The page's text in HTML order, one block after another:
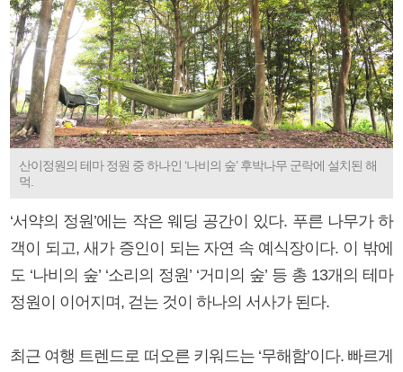
산이정원의 테마 정원 중 하나인 ‘나비의 숲’ 후박나무 군락에 설치된 해
먹.
‘서약의 정원’에는 작은 웨딩 공간이 있다. 푸른 나무가 하
객이 되고, 새가 증인이 되는 자연 속 예식장이다. 이 밖에
도 ‘나비의 숲’ ‘소리의 정원’ ‘거미의 숲’ 등 총 13개의 테마
정원이 이어지며, 걷는 것이 하나의 서사가 된다.
최근 여행 트렌드로 떠오른 키워드는 ‘무해함’이다. 빠르게